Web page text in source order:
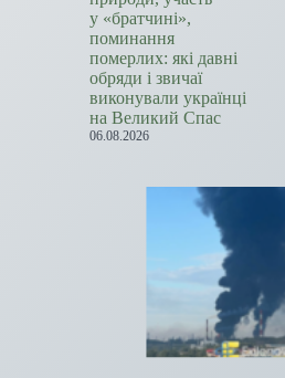
у «братчині»,
поминання
померлих: які давні
обряди і звичаї
виконували українці
на Великий Спас
06.08.2026